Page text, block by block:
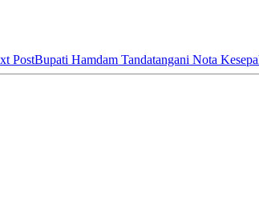
PostBupati Hamdam Tandatangani Nota